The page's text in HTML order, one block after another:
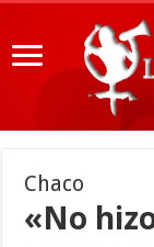
Chaco
«No